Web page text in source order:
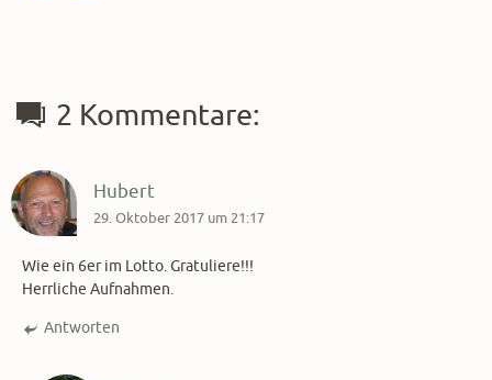
2 Kommentare:
Hubert
29. Oktober 2017 um 21:17
Wie ein 6er im Lotto. Gratuliere!!!
Herrliche Aufnahmen.
Antworten